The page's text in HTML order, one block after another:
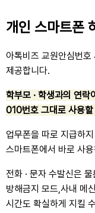
개인 스마트폰
아톡비즈 교원안심번
제공합니다.
학부모 · 학생과의 연
010번호 그대로 사용
업무폰을 따로 지급하
스마트폰에서 바로 사
전화 · 문자 수발신은
방해금지 모드,사내 메
시간도 확실하게 지킬